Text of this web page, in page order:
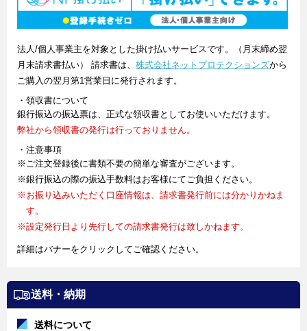
法人/個人事業主を対象とした掛け払いサービスです。（月末締め翌
月末請求書払い） 請求書は、 株式会社ネットプロテクションズから
ご購入の翌月第1営業日に発行されます。
・領収書について
銀行振込の振込票は、正式な領収書としてお使いいただけます。
弊社から領収書の発行は行っておりません。
・注意事項
※ご注文登録後に書類不要の簡単な審査がございます。
※銀行振込の際の振込手数料はお客様にてご負担ください。
※お振り込みいただく口座情報は、請求書発行前には分かりかねま
す。
※設定発行日より先行しての請求書発行は致しかねます。
詳細はバナーをクリックしてご確認ください。
送料・納期
送料について